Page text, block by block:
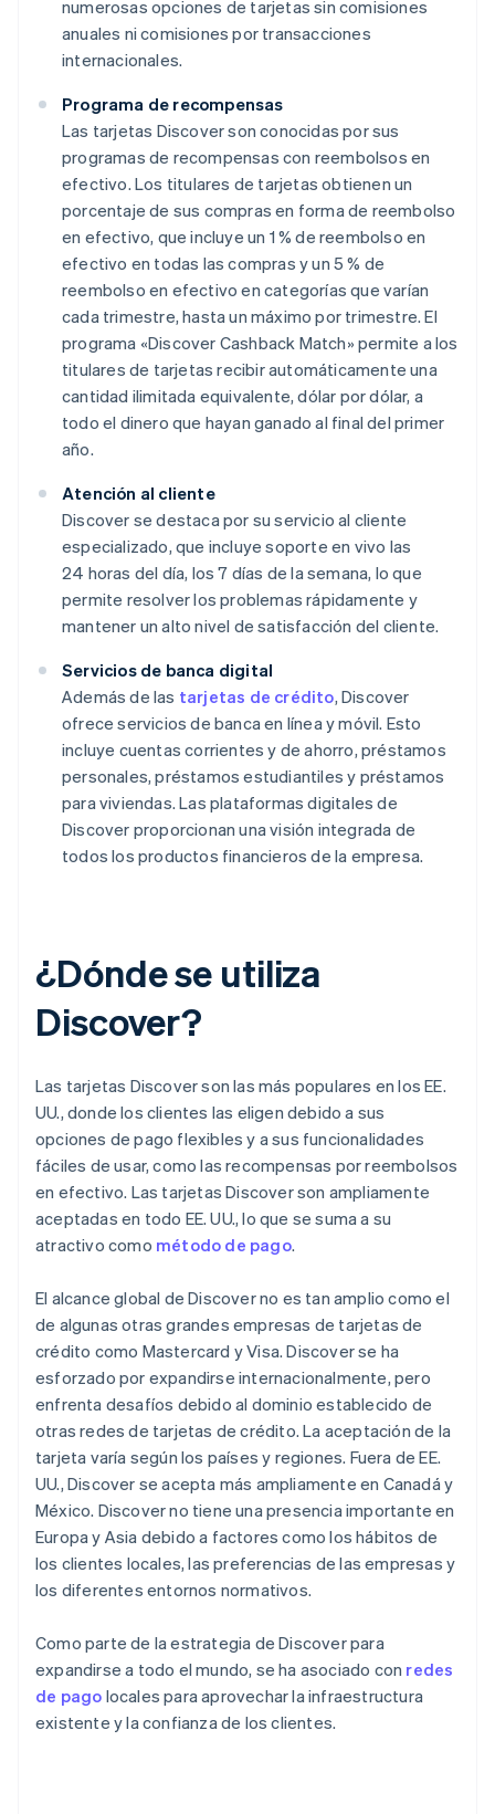
numerosas opciones de tarjetas sin comisiones
anuales ni comisiones por transacciones
internacionales.
Programa de recompensas
Las tarjetas Discover son conocidas por sus
programas de recompensas con reembolsos en
efectivo. Los titulares de tarjetas obtienen un
porcentaje de sus compras en forma de reembolso
en efectivo, que incluye un 1 % de reembolso en
efectivo en todas las compras y un 5 % de
reembolso en efectivo en categorías que varían
cada trimestre, hasta un máximo por trimestre. El
programa «Discover Cashback Match» permite a los
titulares de tarjetas recibir automáticamente una
cantidad ilimitada equivalente, dólar por dólar, a
todo el dinero que hayan ganado al final del primer
año.
Atención al cliente
Discover se destaca por su servicio al cliente
especializado, que incluye soporte en vivo las
24 horas del día, los 7 días de la semana, lo que
permite resolver los problemas rápidamente y
mantener un alto nivel de satisfacción del cliente.
Servicios de banca digital
Además de las tarjetas de crédito, Discover
ofrece servicios de banca en línea y móvil. Esto
incluye cuentas corrientes y de ahorro, préstamos
personales, préstamos estudiantiles y préstamos
para viviendas. Las plataformas digitales de
Discover proporcionan una visión integrada de
todos los productos financieros de la empresa.
¿Dónde se utiliza
Discover?
Las tarjetas Discover son las más populares en los EE.
UU., donde los clientes las eligen debido a sus
opciones de pago flexibles y a sus funcionalidades
fáciles de usar, como las recompensas por reembolsos
en efectivo. Las tarjetas Discover son ampliamente
aceptadas en todo EE. UU., lo que se suma a su
atractivo como método de pago.
El alcance global de Discover no es tan amplio como el
de algunas otras grandes empresas de tarjetas de
crédito como Mastercard y Visa. Discover se ha
esforzado por expandirse internacionalmente, pero
enfrenta desafíos debido al dominio establecido de
otras redes de tarjetas de crédito. La aceptación de la
tarjeta varía según los países y regiones. Fuera de EE.
UU., Discover se acepta más ampliamente en Canadá y
México. Discover no tiene una presencia importante en
Europa y Asia debido a factores como los hábitos de
los clientes locales, las preferencias de las empresas y
los diferentes entornos normativos.
Como parte de la estrategia de Discover para
expandirse a todo el mundo, se ha asociado con redes
de pago locales para aprovechar la infraestructura
existente y la confianza de los clientes.